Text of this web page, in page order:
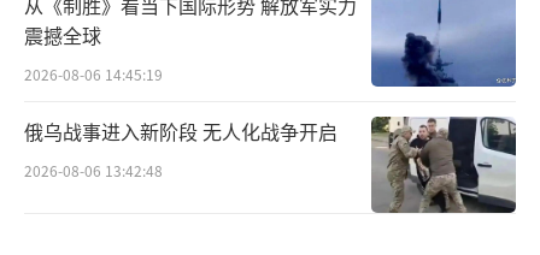
主管艾伦·威廉姆斯表示，关于F-35的最新报
告令人不安，因为它表明美国在对战斗机现代
化改造以应对未来新威胁方面遇到困难。更重
要的是，F-35的价格正在一路飞涨。今年6月，
加拿大总审计长凯伦·霍根在一份报告中透
震撼全球
2026-08-06 14:45:19
俄乌战事进入新阶段 无人化战争开启
2026-08-06 13:42:48